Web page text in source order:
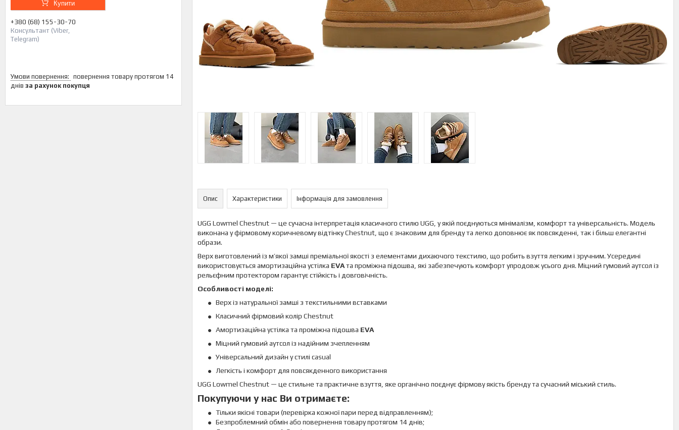
Купити
+380 (68) 155-30-70
Консультант (Viber,
Telegram)
повернення товару протягом 14
днів за рахунок покупця
Опис Характеристики Інформація для замовлення
UGG Lowmel Chestnut — це сучасна інтерпретація класичного стилю UGG, у якій поєднуються мінімалізм, комфорт та універсальність. Модель
виконана у фірмовому коричневому відтінку Chestnut, що є знаковим для бренду та легко доповнює як повсякденні, так і більш елегантні
образи.
Верх виготовлений із м’якої замші преміальної якості з елементами дихаючого текстилю, що робить взуття легким і зручним. Усередині
використовується амортизаційна устілка EVAта проміжна підошва, які забезпечують комфорт упродовж усього дня. Міцний гумовий аутсол із
рельєфним протектором гарантує стійкість і довговічність.
Особливості моделі:
Верх із натуральної замші з текстильними вставками
Класичний фірмовий колір Chestnut
Амортизаційна устілка та проміжна підошва EVA
Міцний гумовий аутсол із надійним зчепленням
Універсальний дизайн у стилі casual
Легкість і комфорт для повсякденного використання
UGG Lowmel Chestnut — це стильне та практичне взуття, яке органічно поєднує фірмову якість бренду та сучасний міський стиль.
Покупуючи у нас Ви отримаєте:
Тільки якісні товари (перевірка кожної пари перед відправленням);
Безпроблемний обмін або повернення товару протягом 14 днів;